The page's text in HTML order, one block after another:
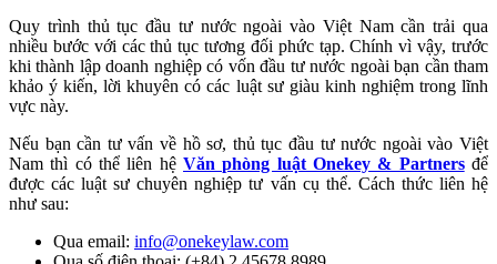
Quy trình thủ tục đầu tư nước ngoài vào Việt Nam cần trải qua
nhiều bước với các thủ tục tương đối phức tạp. Chính vì vậy, trước
khi thành lập doanh nghiệp có vốn đầu tư nước ngoài bạn cần tham
khảo ý kiến, lời khuyên có các luật sư giàu kinh nghiệm trong lĩnh
vực này.
Nếu bạn cần tư vấn về hồ sơ, thủ tục đầu tư nước ngoài vào Việt
Nam thì có thể liên hệ Văn phòng luật Onekey & Partnersđể
được các luật sư chuyên nghiệp tư vấn cụ thể. Cách thức liên hệ
như sau:
Qua email: info@onekeylaw.com